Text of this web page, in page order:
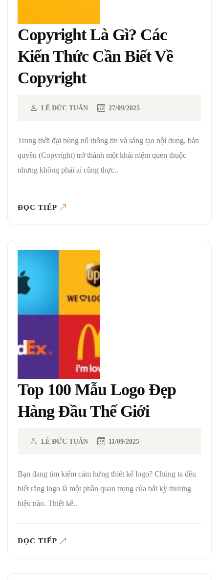
Copyright Là Gì? Các
Kiến Thức Cần Biết Về
Copyright
LÊ ĐỨC TUẤN 27/09/2025
Trong thời đại bùng nổ thông tin và sáng tạo nội dung, bản
quyền (Copyright) trở thành một khái niệm quen thuộc
nhưng không phải ai cũng thực..
ĐỌC TIẾP
Top 100 Mẫu Logo Đẹp
Hàng Đầu Thế Giới
LÊ ĐỨC TUẤN 11/09/2025
Bạn đang tìm kiếm cảm hứng thiết kế logo? Chúng ta đều
biết rằng logo là một phần quan trọng của bất kỳ thương
hiệu nào. Thiết kế..
ĐỌC TIẾP